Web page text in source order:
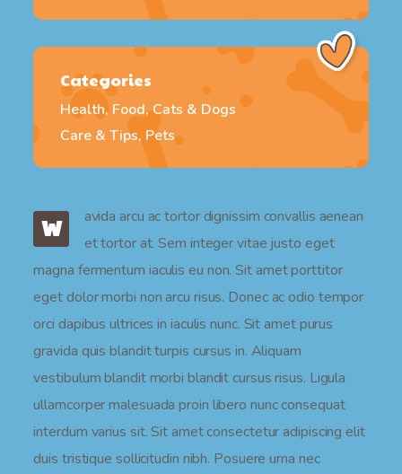
Categories
Health, Food, Cats & Dogs
Care & Tips, Pets
W
avida arcu ac tortor dignissim convallis aenean
et tortor at. Sem integer vitae justo eget
magna fermentum iaculis eu non. Sit amet porttitor
eget dolor morbi non arcu risus. Donec ac odio tempor
orci dapibus ultrices in iaculis nunc. Sit amet purus
gravida quis blandit turpis cursus in. Aliquam
vestibulum blandit morbi blandit cursus risus. Ligula
ullamcorper malesuada proin libero nunc consequat
interdum varius sit. Sit amet consectetur adipiscing elit
duis tristique sollicitudin nibh. Posuere urna nec